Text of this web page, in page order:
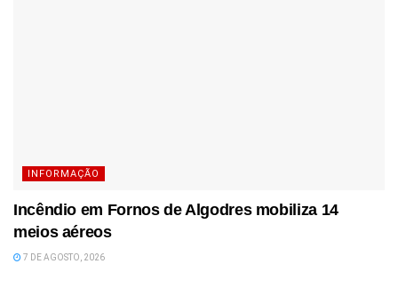
INFORMAÇÃO
Incêndio em Fornos de Algodres mobiliza 14
meios aéreos
7 DE AGOSTO, 2026